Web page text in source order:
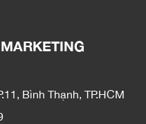
Bình Thạnh, TP.HCM